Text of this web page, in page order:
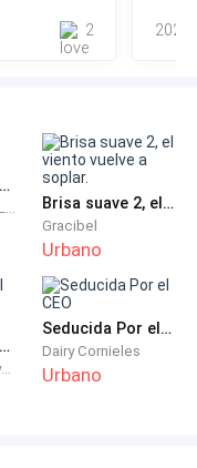
hace un
de repente.
en el suelo.
¿Viniste para
a arruinarla
se apresuró y
Hoy es un día
2
Ademas de la oscuridad
ABDENAL CARVALHO Brisa suave 2, el viento vuelve a soplar.
Gracibel
Urbano
Lord James: El beso de la redención
Adejumo Israel Ayobami
Seducida Por el CEO
Dairy Cornieles
Urbano